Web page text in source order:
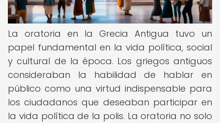
La oratoria en la Grecia Antigua tuvo un
papel fundamental en la vida política, social
y cultural de la época. Los griegos antiguos
consideraban la habilidad de hablar en
público como una virtud indispensable para
los ciudadanos que deseaban participar en
la vida política de la polis. La oratoria no solo